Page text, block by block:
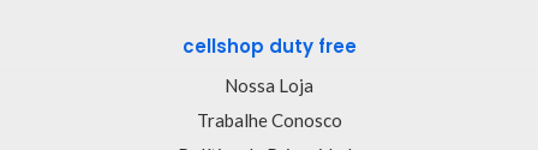
cellshop duty free
Nossa Loja
Trabalhe Conosco